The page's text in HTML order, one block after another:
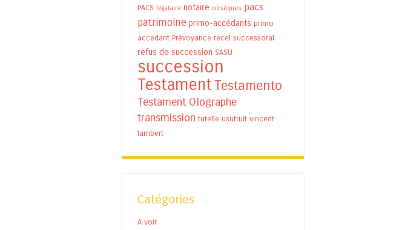
PACS légataire notaire obsèques pacs
patrimoine primo-accédants primo
accedant Prévoyance recel successoral
refus de succession SASU
succession
Testament Testamento
Testament Olographe
transmission tutelle usufruit vincent
lambert
Catégories
A voir